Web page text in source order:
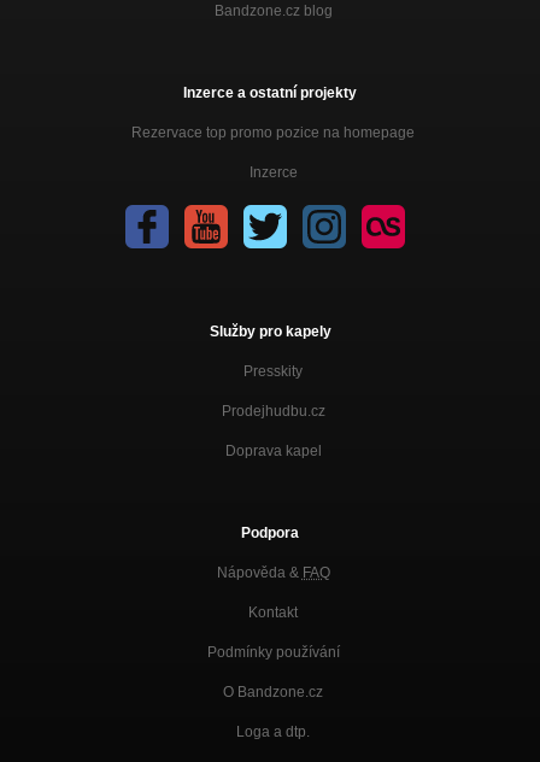
Bandzone.cz blog
Inzerce a ostatní projekty
Rezervace top promo pozice na homepage
Inzerce
Služby pro kapely
Presskity
Prodejhudbu.cz
Doprava kapel
Podpora
Nápověda & FAQ
Kontakt
Podmínky používání
O Bandzone.cz
Loga a dtp.